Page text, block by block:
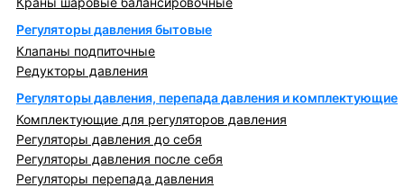
Регуляторы давления бытовые
Клапаны подпиточные
Редукторы давления
Регуляторы давления, перепада давления и комплектующие
Комплектующие для регуляторов давления
Регуляторы давления до себя
Регуляторы давления после себя
Регуляторы перепада давления